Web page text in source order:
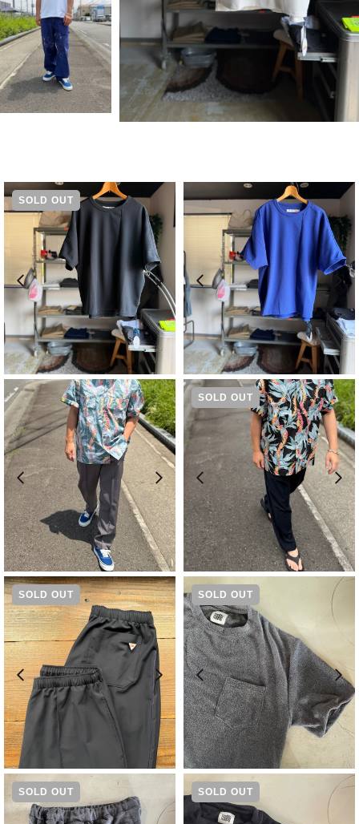
SOLD OUT
¥9,900 ¥9,900
¥17,600
SOLD OUT
¥17,600
SOLD OUT SOLD OUT
¥7,700
SOLD OUT SOLD OUT